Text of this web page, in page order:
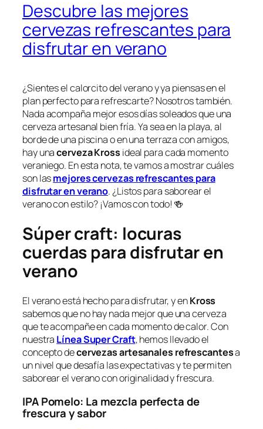
Descubre las mejores
cervezas refrescantes para
disfrutar en verano
¿Sientes el calorcito del verano y ya piensas en el
plan perfecto para refrescarte? Nosotros también.
Nada acompaña mejor esos días soleados que una
cerveza artesanal bien fría. Ya sea en la playa, al
borde de una piscina o en una terraza con amigos,
hay unacerveza Kross ideal para cada momento
veraniego. En esta nota, te vamos a mostrar cuáles
son lasmejores cervezas refrescantes para
disfrutar en verano. ¿Listos para saborear el
verano con estilo? ¡Vamos con todo! 🍻
Súper craft: locuras
cuerdas para disfrutar en
verano
El verano está hecho para disfrutar, y enKross
sabemos que no hay nada mejor que una cerveza
que te acompañe en cada momento de calor. Con
nuestra Línea Super Craft, hemos llevado el
concepto decervezas artesanales refrescantesa
un nivel que desafía las expectativas y te permiten
saborear el verano con originalidad y frescura.
IPA Pomelo: La mezcla perfecta de
frescura y sabor